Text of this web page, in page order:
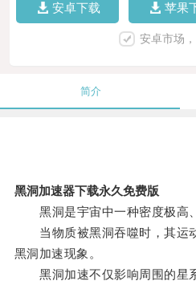
安卓下载 苹果
安卓市场
简介
黑洞加速器下载永久免费版
黑洞是宇宙中一种密度极高、
当物质被黑洞吞噬时，其运
黑洞加速现象。
黑洞加速不仅影响周围的星